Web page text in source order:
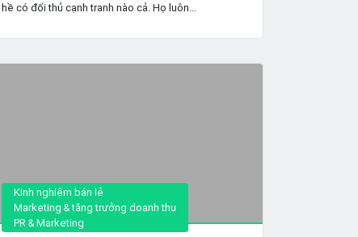
hề có đối thủ cạnh tranh nào cả. Họ luôn...
Kinh nghiệm bán lẻ
Marketing & tăng trưởng doanh thu
PR & Marketing